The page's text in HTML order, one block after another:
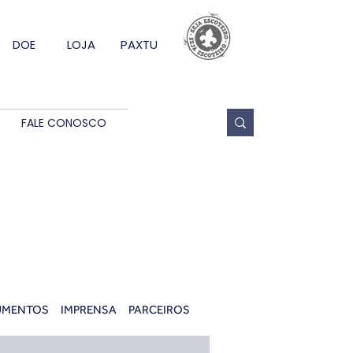
DOE LOJA PAXTU
FALE CONOSCO
IMPRENSA PARCEIROS